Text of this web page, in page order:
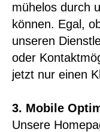
mühelos durch
können. Egal,
unseren
oder
jetzt nur einen
3. Mobile
Unsere